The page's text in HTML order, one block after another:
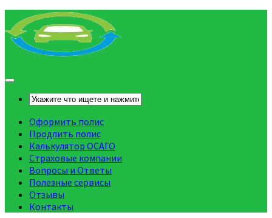
Оформить полис
Продлить полис
Калькулятор ОСАГО
Страховые компании
Вопросы и Ответы
Полезные сервисы
Отзывы
Контакты